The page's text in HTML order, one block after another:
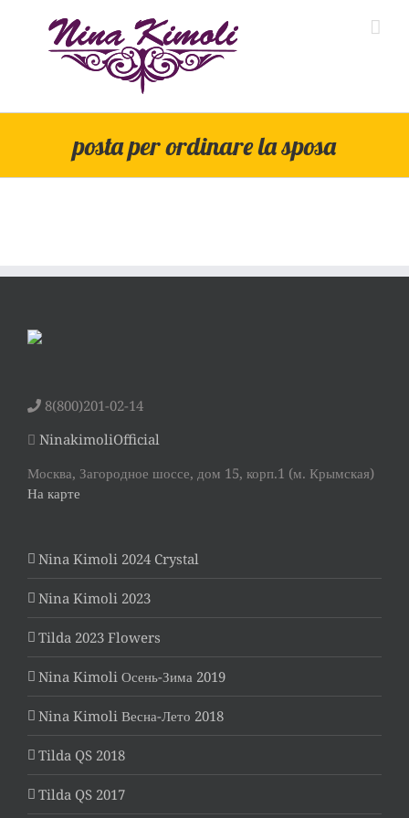
posta per ordinare la sposa
8(800)201-02-14
NinakimoliOfficial
Москва, Загородное шоссе, дом 15, корп.1 (м. Крымская)
На карте
Nina Kimoli 2024 Crystal
Nina Kimoli 2023
Tilda 2023 Flowers
Nina Kimoli Осень-Зима 2019
Nina Kimoli Весна-Лето 2018
Tilda QS 2018
Tilda QS 2017